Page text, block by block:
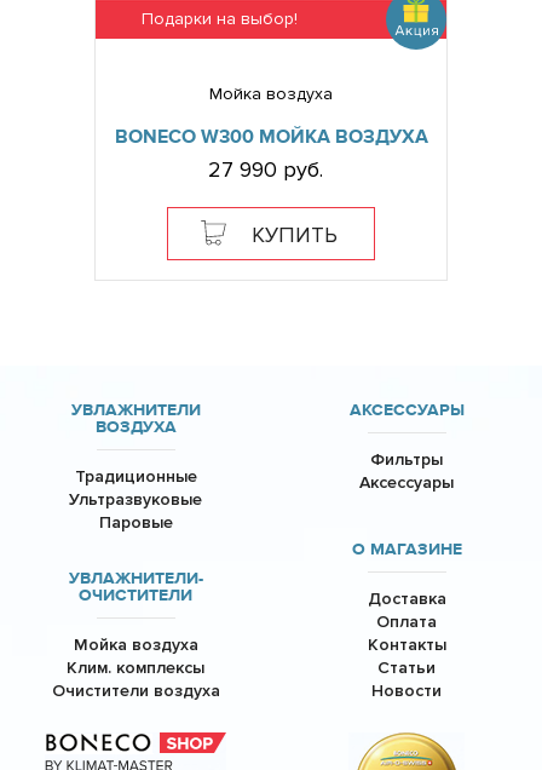
Подарки на выбор!
Мойка воздуха
BONECO W300 МОЙКА ВОЗДУХА
27 990 руб.
КУПИТЬ
УВЛАЖНИТЕЛИ
ВОЗДУХА
Традиционные
Ультразвуковые
Паровые
УВЛАЖНИТЕЛИ-
ОЧИСТИТЕЛИ
Мойка воздуха
Клим. комплексы
Очистители воздуха
АКСЕССУАРЫ
Фильтры
Аксессуары
О МАГАЗИНЕ
Доставка
Оплата
Контакты
Статьи
Новости